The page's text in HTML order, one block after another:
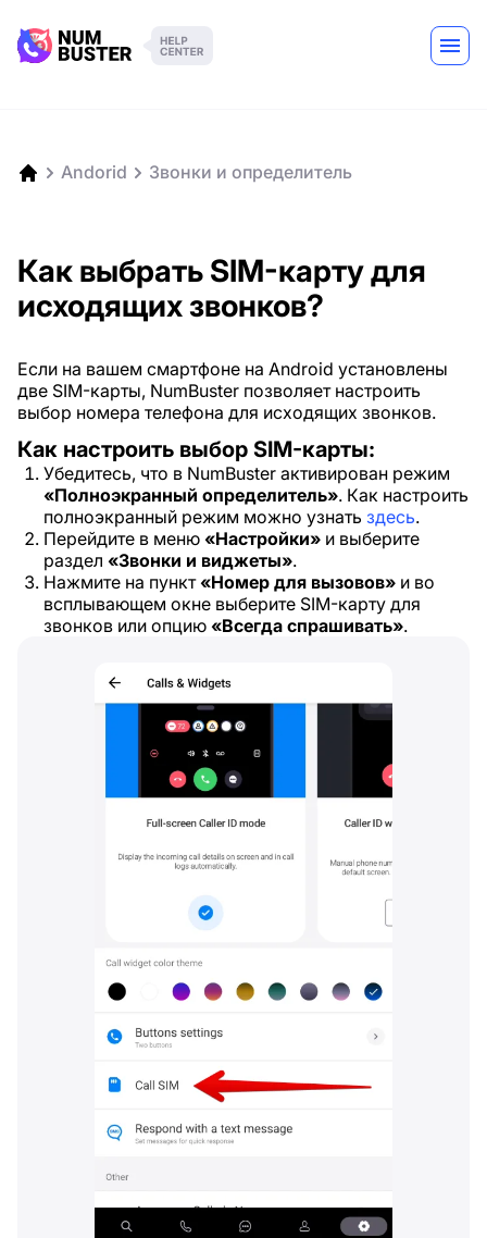
Andorid Звонки и определитель
Как выбрать SIM-карту для
исходящих звонков?
Если на вашем смартфоне на Android установлены
две SIM-карты, NumBuster позволяет настроить
выбор номера телефона для исходящих звонков.
Как настроить выбор SIM-карты:
Убедитесь, что в NumBuster активирован режим
«Полноэкранный определитель». Как настроить
полноэкранный режим можно узнать здесь.
Перейдите в меню «Настройки» и выберите
раздел «Звонки и виджеты».
Нажмите на пункт«Номер для вызовов» и во
всплывающем окне выберите SIM-карту для
звонков или опцию «Всегда спрашивать».